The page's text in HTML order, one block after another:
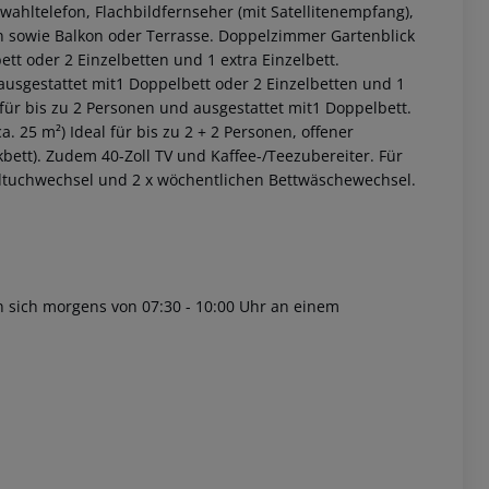
Flachbildfernseher (mit Satellitenempfang),
Balkon oder Terrasse. Doppelzimmer Gartenblick
oder 2 Einzelbetten und 1 extra Einzelbett.
mit1 Doppelbett oder 2 Einzelbetten und 1
bis zu 2 Personen und ausgestattet mit1 Doppelbett.
25 m²) Ideal für bis zu 2 + 2 Personen, offener
Zudem 40-Zoll TV und Kaffee-/Teezubereiter. Für
und 2 x wöchentlichen Bettwäschewechsel.
morgens von 07:30 - 10:00 Uhr an einem